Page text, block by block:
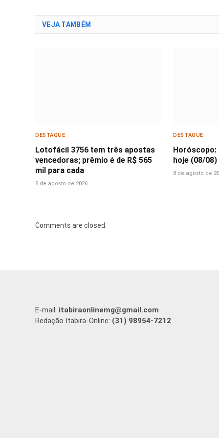
VEJA TAMBÉM
DESTAQUE
Lotofácil 3756 tem três apostas
vencedoras; prêmio é de R$ 565
mil para cada
8 de agosto de 2026
DESTAQUE
hoje (08/
8 de agosto de
Comments are closed.
E-mail: itabiraonlinemg@gmail.com
Redação Itabira-Online: (31) 98954-7212